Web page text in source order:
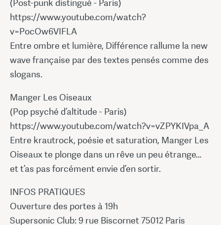
(Post-punk distingué - Paris)
https://www.youtube.com/watch?
v=PocOw6VIFLA
Entre ombre et lumière, Différence rallume la new
wave française par des textes pensés comme des
slogans.
Manger Les Oiseaux
(Pop psyché d’altitude - Paris)
https://www.youtube.com/watch?v=vZPYKIVpa_A
Entre krautrock, poésie et saturation, Manger Les
Oiseaux te plonge dans un rêve un peu étrange…
et t’as pas forcément envie d’en sortir.
INFOS PRATIQUES
Ouverture des portes à 19h
Supersonic Club: 9 rue Biscornet 75012 Paris